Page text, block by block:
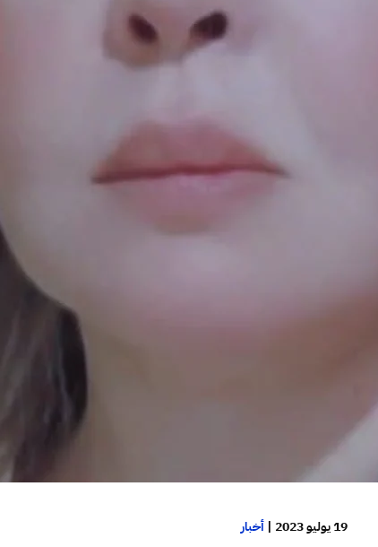
19 يوليو 2023 |أخبار